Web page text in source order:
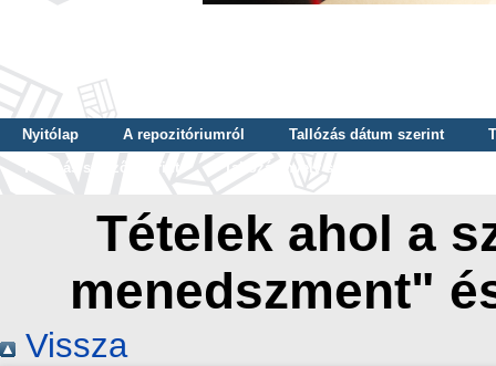
Nyitólap A repozitóriumról Tallózás dátum szerint
Tallózás szerző szerint
Tallózás nyelv szerint
Tételek ahol a
menedszment"
Vissza